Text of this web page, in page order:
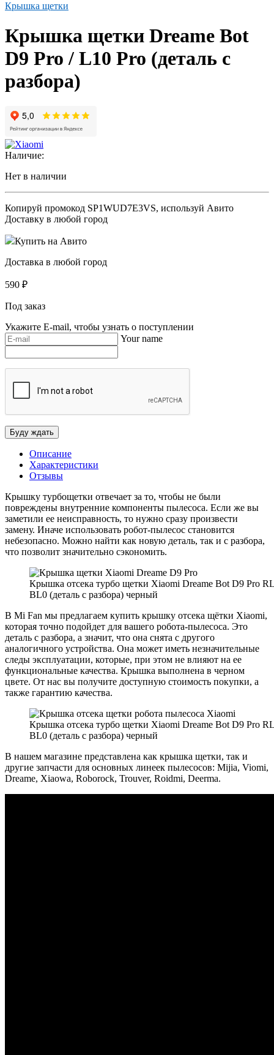
Крышка щетки
Крышка щетки Dreame Bot
D9 Pro / L10 Pro (деталь с
разбора)
Наличие:
Нет в наличии
Копируй промокод SP1WUD7E3VS, используй Авито
Доставку в любой город
Купить на Авито
Доставка в любой город
590 ₽
Под заказ
Укажите E-mail, чтобы узнать о поступлении
Your name
Описание
Характеристики
Отзывы
Крышку турбощетки отвечает за то, чтобы не были
повреждены внутренние компоненты пылесоса. Если же вы
заметили ее неисправность, то нужно сразу произвести
замену. Иначе использовать робот-пылесос становится
небезопасно. Можно найти как новую деталь, так и с разбора,
что позволит значительно сэкономить.
Крышка отсека турбо щетки Xiaomi Dreame Bot D9 Pro
BL0 (деталь с разбора) черный
В Mi Fan мы предлагаем купить крышку отсека щётки Xiaomi,
которая точно подойдет для вашего робота-пылесоса. Это
деталь с разбора, а значит, что она снята с другого
аналогичного устройства. Она может иметь незначительные
следы эксплуатации, которые, при этом не влияют на ее
функциональные качества. Крышка выполнена в черном
цвете. От нас вы получите доступную стоимость покупки, а
также гарантию качества.
Крышка отсека турбо щетки Xiaomi Dreame Bot D9 Pro
BL0 (деталь с разбора) черный
В нашем магазине представлена как крышка щетки, так и
другие запчасти для основных линеек пылесосов: Mijia, Viomi,
Dreame, Xiaowa, Roborock, Trouver, Roidmi, Deerma.